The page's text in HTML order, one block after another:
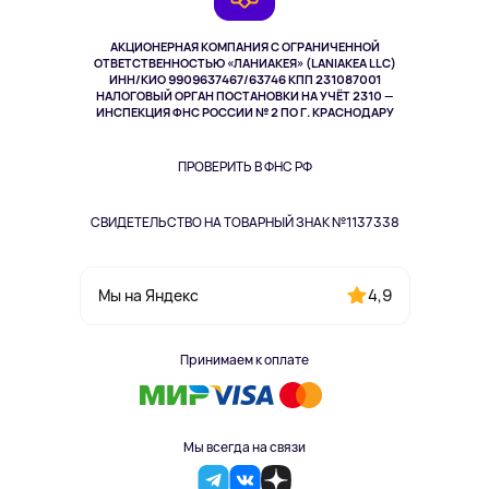
АКЦИОНЕРНАЯ КОМПАНИЯ С ОГРАНИЧЕННОЙ
ОТВЕТСТВЕННОСТЬЮ «ЛАНИАКЕЯ» (LANIAKEA LLC)
ИНН/КИО 9909637467/63746 КПП 231087001
НАЛОГОВЫЙ ОРГАН ПОСТАНОВКИ НА УЧЁТ 2310 —
ИНСПЕКЦИЯ ФНС РОССИИ № 2 ПО Г. КРАСНОДАРУ
ПРОВЕРИТЬ В ФНС РФ
СВИДЕТЕЛЬСТВО НА ТОВАРНЫЙ ЗНАК №1137338
Мы на Яндекс 4,9
Принимаем к оплате
Мы всегда на связи
Здоровье питомцев
Одежда и аксессуары